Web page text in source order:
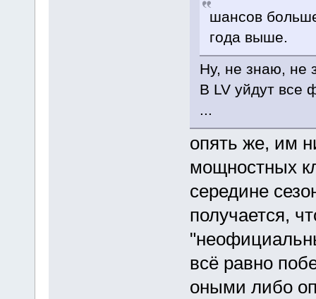
шансов
года выше.
Ну, не знаю, не
В LV уйдут все
...
опять же, им
мощностных
середине
получается,
всё равно
оными либо